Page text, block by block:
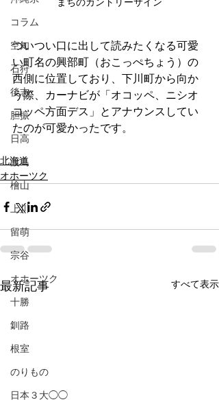
コラム
空知
石狩
後志
胆振
日高
渡島
檜山
上川
留萌
宗谷
オホーツク
十勝
釧路
根室
のりもの
日本３大◯◯
ついつい口に出して読みたくなる可愛
い町名の興部町（おこっぺちょう）の
西側に位置しており、下川町から向か
う際、カーナビが「オコッペ、ニシオ
コッペ方面デス」とアナウンスしてい
たのが可愛かったです。
北海道
オホーツク
最新記事 すべて表示